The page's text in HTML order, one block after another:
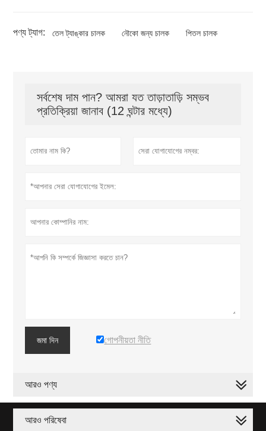
পণ্য ট্যাগ: তেল ট্যাঙ্কার চালক নৌকো জন্য চালক পিতল চালক
সর্বশেষ দাম পান? আমরা যত তাড়াতাড়ি সম্ভব
প্রতিক্রিয়া জানাব (12 ঘন্টার মধ্যে)
জমা দিন গোপনীয়তা নীতি
আরও পণ্য
আরও পরিষেবা